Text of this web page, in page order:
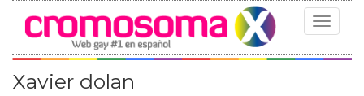
Toggle
Xavier dolan